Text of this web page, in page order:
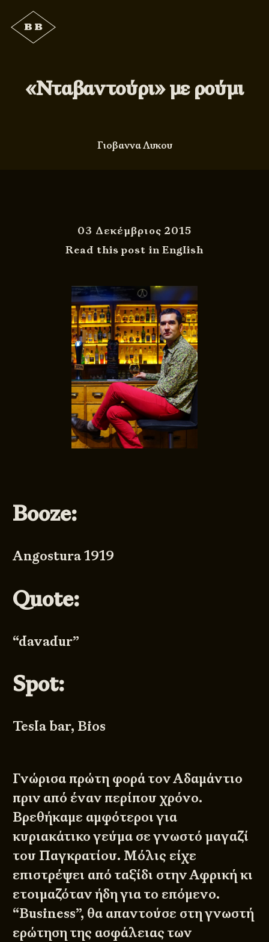
«Νταβαντούρι» με ρούμι
Γιοβαννα Λυκου
03 Δεκέμβριος 2015
Read this post in English
Booze:
Angostura 1919
Quote:
“davadur”
Spot:
Tesla bar, Bios
Γνώρισα πρώτη φορά τον Αδαμάντιο
πριν από έναν περίπου χρόνο.
Βρεθήκαμε αμφότεροι για
κυριακάτικο γεύμα σε γνωστό μαγαζί
του Παγκρατίου. Μόλις είχε
επιστρέψει από ταξίδι στην Αφρική κι
ετοιμαζόταν ήδη για το επόμενο.
“Business”, θα απαντούσε στη γνωστή
ερώτηση της ασφάλειας των